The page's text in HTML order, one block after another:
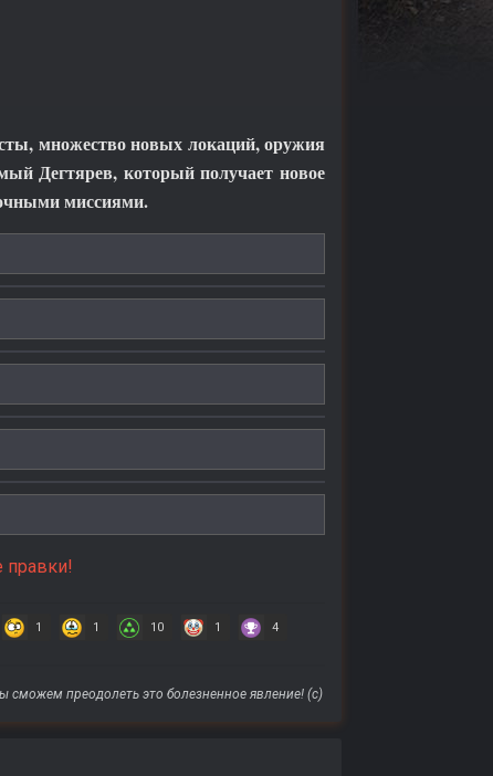
множество новых локаций, оружия
Дегтярев, который получает новое
миссиями.
правки!
1 1 10 1 4
преодолеть это болезненное явление! (с)